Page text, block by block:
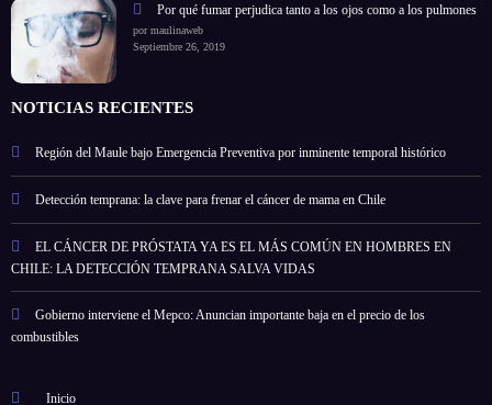
Por qué fumar perjudica tanto a los ojos como a los pulmones
por maulinaweb
Septiembre 26, 2019
NOTICIAS RECIENTES
Región del Maule bajo Emergencia Preventiva por inminente temporal histórico
Detección temprana: la clave para frenar el cáncer de mama en Chile
EL CÁNCER DE PRÓSTATA YA ES EL MÁS COMÚN EN HOMBRES EN
CHILE: LA DETECCIÓN TEMPRANA SALVA VIDAS
Gobierno interviene el Mepco: Anuncian importante baja en el precio de los
combustibles
Inicio